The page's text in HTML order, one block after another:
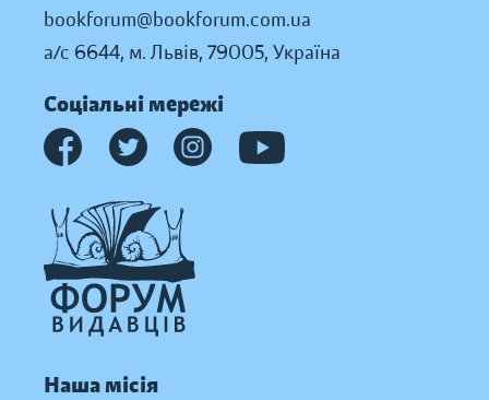
bookforum@bookforum.com.ua
а/с 6644, м. Львів, 79005, Україна
Соціальні мережі
Наша місія